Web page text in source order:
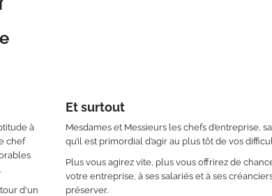
à
chef
d'un
Et surtout
Mesdames et Messieurs les chefs d’entreprise,
qu’il est primordial d’agir au plus tôt de vos
Plus vous agirez vite, plus vous offrirez de
votre entreprise, à ses salariés et à ses
préserver.